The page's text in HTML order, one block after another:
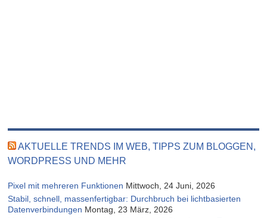
AKTUELLE TRENDS IM WEB, TIPPS ZUM BLOGGEN,
WORDPRESS UND MEHR
Pixel mit mehreren Funktionen Mittwoch, 24 Juni, 2026
Stabil, schnell, massenfertigbar: Durchbruch bei lichtbasierten
Datenverbindungen Montag, 23 März, 2026